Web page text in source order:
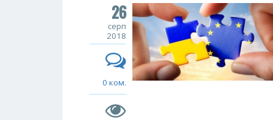
26
серп
2018
0 ком.